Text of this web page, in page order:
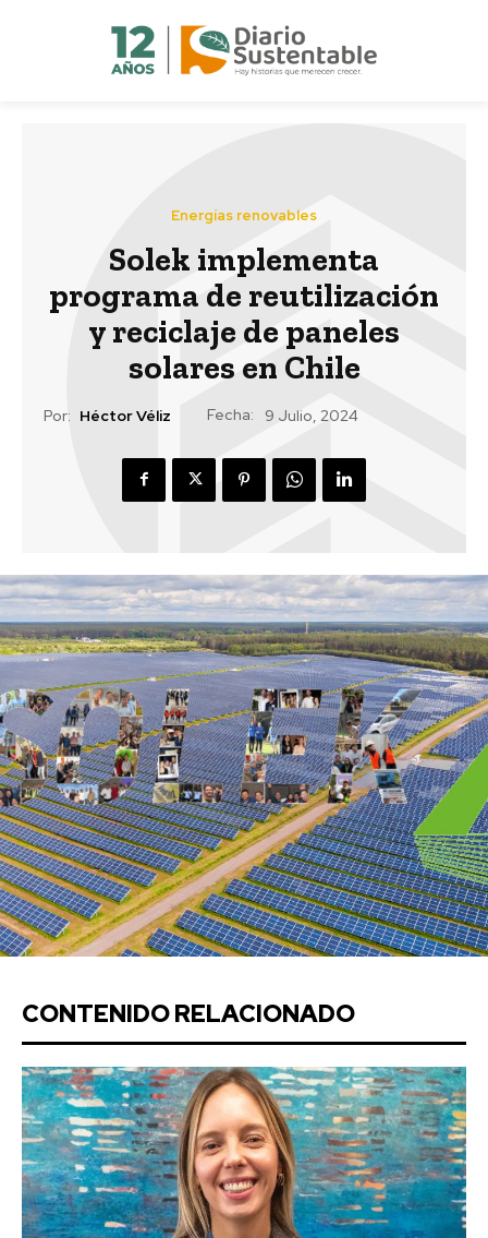
Energías renovables
Solek implementa
programa de reutilización
y reciclaje de paneles
solares en Chile
Por: Héctor Véliz Fecha: 9 Julio, 2024
CONTENIDO RELACIONADO